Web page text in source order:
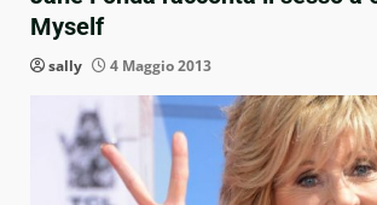
Myself
sally 4 Maggio 2013